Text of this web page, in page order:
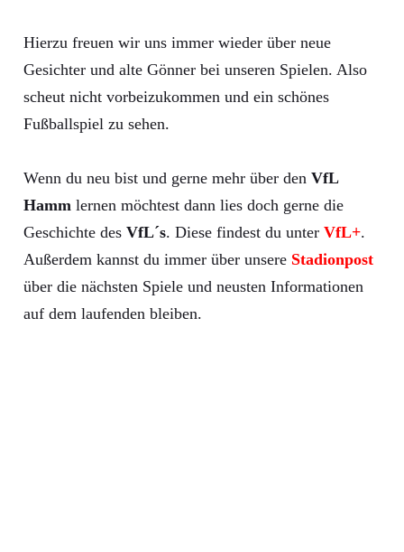
Hierzu freuen wir uns immer wieder über neue
Gesichter und alte Gönner bei unseren Spielen. Also
scheut nicht vorbeizukommen und ein schönes
Fußballspiel zu sehen.
Wenn du neu bist und gerne mehr über den VfL
Hamm lernen möchtest dann lies doch gerne die
Geschichte des VfL´s. Diese findest du unter VfL+.
Außerdem kannst du immer über unsere Stadionpost
über die nächsten Spiele und neusten Informationen
auf dem laufenden bleiben.